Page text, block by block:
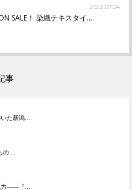
2022.07.04
SALE！ 染織テキスタイ....
事
た新潟....
....
力――『....